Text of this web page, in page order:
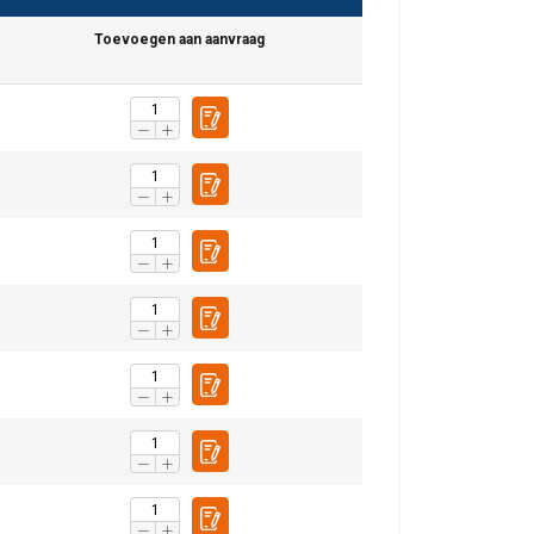
Toevoegen aan aanvraag
ENGLISH TRANSLATION
analyseren. We
die deze
verzameld door
geclassificeerd